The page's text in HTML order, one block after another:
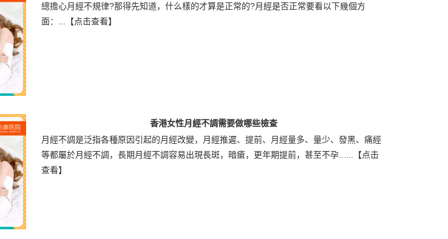
總擔心月經不規律?那得先知道，什么樣的才算是正常的?月經是否正常要看以下幾個方
面：...
【点击查看】
香港女性月經不調需要做哪些檢查
月經不調是泛指各種原因引起的月經改變，月經推遲、提前、月經量多、量少、發黑、痛經
等都屬於月經不調，長期月經不調容易出現長斑，暗瘡，更年期提前，甚至不孕......
【点击
查看】